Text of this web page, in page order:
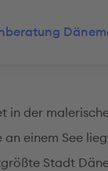
in der
an einem See
Stadt